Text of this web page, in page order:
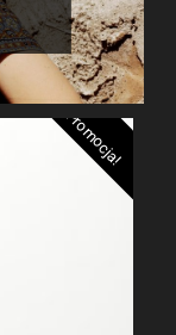
Promocja!